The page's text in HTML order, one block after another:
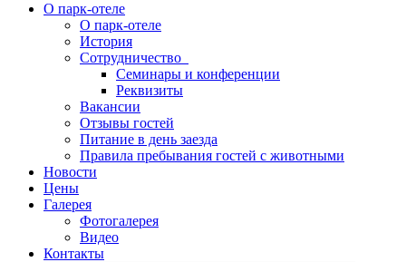
О парк-отеле
О парк-отеле
История
Сотрудничество
Семинары и конференции
Реквизиты
Вакансии
Отзывы гостей
Питание в день заезда
Правила пребывания гостей с животными
Новости
Цены
Галерея
Фотогалерея
Видео
Контакты